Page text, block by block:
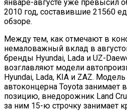
январе-августе уже превысил
2010 год, составившие 21560
обзоре.
Между тем, как отмечают в
немаловажный вклад в
бренды Hyundai, Lada и UZ-
возглавляют модели
Hyundai, Lada, KIA и ZAZ.
автоконцерна Toyota
позицию, внедорожник Land
за ним 15-ю строчку занимает